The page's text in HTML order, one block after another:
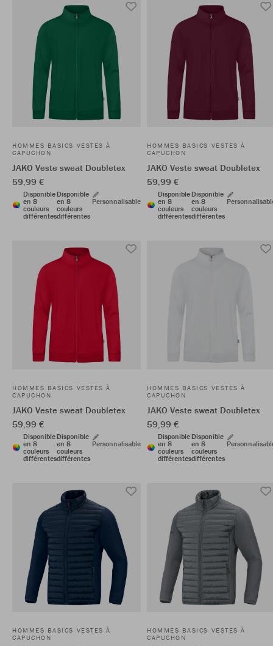
HOMMES BASICS VESTES À
CAPUCHON
JAKO Veste sweat Doubletex
59,99 €
Disponible
en 8
couleurs
différentes
Disponible
en 8
couleurs
différentes
Personnalisable
HOMMES BASICS VESTES À
CAPUCHON
JAKO Veste sweat Doubletex
59,99 €
Disponible
en 8
couleurs
différentes
Disponible
en 8
couleurs
différentes
HOMMES BASICS VESTES À
CAPUCHON
JAKO Veste sweat Doubletex
59,99 €
Disponible
en 8
couleurs
différentes
Disponible
en 8
couleurs
différentes
Personnalisable
HOMMES BASICS VESTES À
CAPUCHON
JAKO Veste sweat Doubletex
59,99 €
Disponible
en 8
couleurs
différentes
Disponible
en 8
couleurs
différentes
HOMMES BASICS VESTES À
CAPUCHON
HOMMES BASICS VESTES À
CAPUCHON